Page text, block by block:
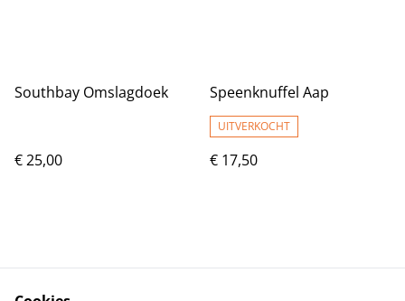
Southbay Omslagdoek
€ 25,00
Speenknuffel Aap
UITVERKOCHT
€ 17,50